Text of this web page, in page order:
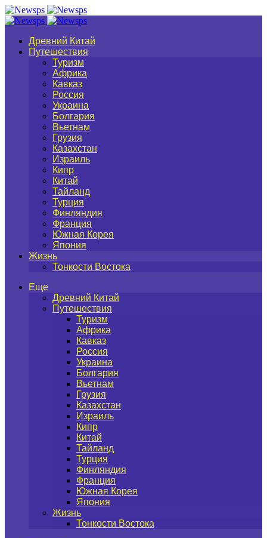
Древний Китай
Путешествия
Туризм
Африка
Кавказ
Россия
Украина
Болгария
Вьетнам
Грузия
Казахстан
Израиль
Кипр
Китай
Тайланд
Турция
Финляндия
Франция
Южная Корея
Япония
Жизнь
Тонкости Востока
Еще
Древний Китай
Путешествия
Туризм
Африка
Кавказ
Россия
Украина
Болгария
Вьетнам
Грузия
Казахстан
Израиль
Кипр
Китай
Тайланд
Турция
Финляндия
Франция
Южная Корея
Япония
Жизнь
Тонкости Востока